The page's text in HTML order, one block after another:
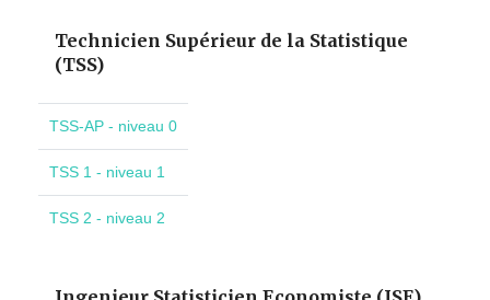
Technicien Supérieur de la Statistique
(TSS)
TSS-AP - niveau 0
TSS 1 - niveau 1
TSS 2 - niveau 2